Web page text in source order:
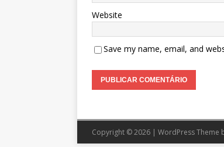
Website
Save my name, email, and
Copyright © 2026 | WordPress Theme